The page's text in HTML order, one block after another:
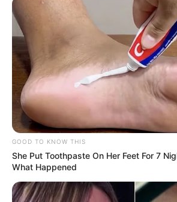
VEJA TAMBÉM
GOOD TO KNOW THIS
She Put Toothpaste On Her Feet For 7
What Happened